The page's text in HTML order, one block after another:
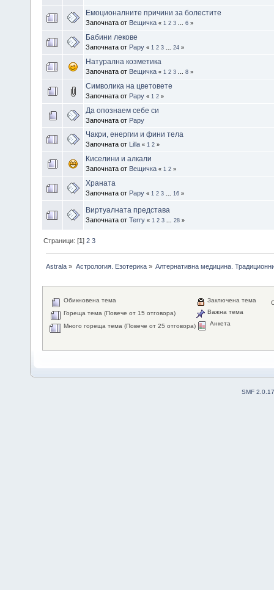
Емоционалните причини за болестите
Започната от Вещичка « 1 2 3 6 »
Бабини лекове
Започната от Papy « 1 2 3 24 »
Натурална козметика
Започната от Вещичка « 1 2 3 8 »
Символика на цветовете
Започната от Papy « 1 2 »
Да опознаем себе си
Започната от Papy
Чакри, енергии и фини тела
Започната от Lilla « 1 2 »
Киселини и алкали
Започната от Вещичка « 1 2 »
Храната
Започната от Papy « 1 2 3 16 »
Виртуалната представа
Започната от Terry « 1 2 3 28 »
Страници: [1]2 3
Astrala » Астрология. Езотерика» Алтернативна медицина.
Обикновена тема
Гореща тема (Повече от 15 отговора)
Много гореща тема (Повече от 25 отговора)
Заключена тема
Важна тема
Анкета
SMF 2.0.17